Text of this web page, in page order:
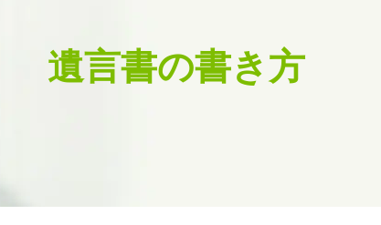
遺言書の書き方